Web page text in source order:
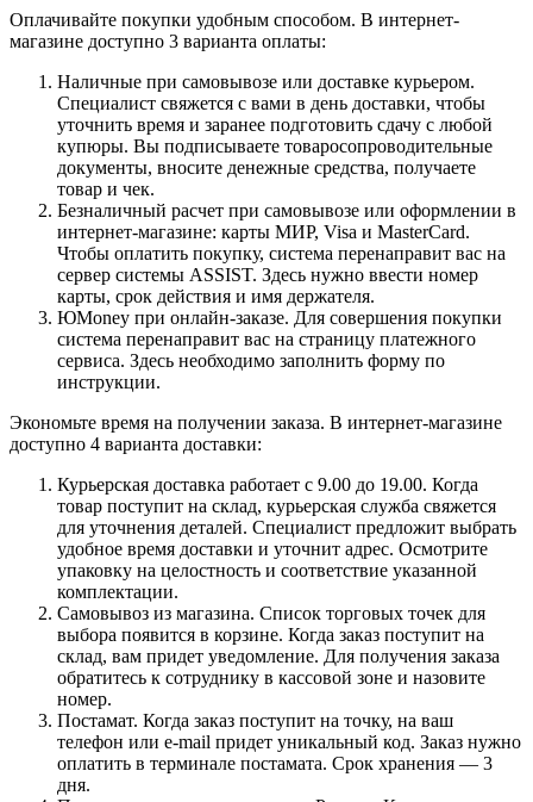
Оплачивайте покупки удобным способом. В интернет-
магазине доступно 3 варианта оплаты:
Наличные при самовывозе или доставке курьером.
Специалист свяжется с вами в день доставки, чтобы
уточнить время и заранее подготовить сдачу с любой
купюры. Вы подписываете товаросопроводительные
документы, вносите денежные средства, получаете
товар и чек.
Безналичный расчет при самовывозе или оформлении в
интернет-магазине: карты МИР, Visa и MasterCard.
Чтобы оплатить покупку, система перенаправит вас на
сервер системы ASSIST. Здесь нужно ввести номер
карты, срок действия и имя держателя.
ЮMoney при онлайн-заказе. Для совершения покупки
система перенаправит вас на страницу платежного
сервиса. Здесь необходимо заполнить форму по
инструкции.
Экономьте время на получении заказа. В интернет-магазине
доступно 4 варианта доставки:
Курьерская доставка работает с 9.00 до 19.00. Когда
товар поступит на склад, курьерская служба свяжется
для уточнения деталей. Специалист предложит выбрать
удобное время доставки и уточнит адрес. Осмотрите
упаковку на целостность и соответствие указанной
комплектации.
Самовывоз из магазина. Список торговых точек для
выбора появится в корзине. Когда заказ поступит на
склад, вам придет уведомление. Для получения заказа
обратитесь к сотруднику в кассовой зоне и назовите
номер.
Постамат. Когда заказ поступит на точку, на ваш
телефон или e-mail придет уникальный код. Заказ нужно
оплатить в терминале постамата. Срок хранения — 3
дня.